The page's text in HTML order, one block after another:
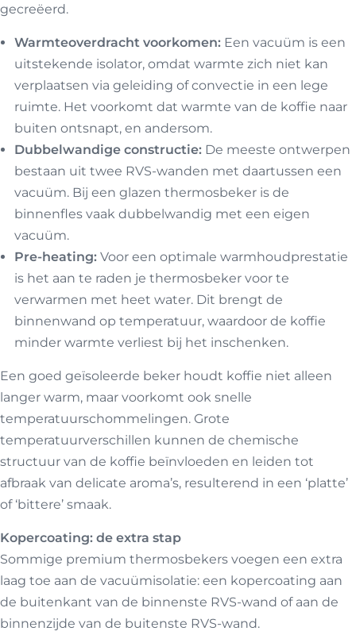
gecreëerd.
Warmteoverdracht voorkomen: Een vacuüm is een
uitstekende isolator, omdat warmte zich niet kan
verplaatsen via geleiding of convectie in een lege
ruimte. Het voorkomt dat warmte van de koffie naar
buiten ontsnapt, en andersom.
Dubbelwandige constructie: De meeste ontwerpen
bestaan uit twee RVS-wanden met daartussen een
vacuüm. Bij een glazen thermosbeker is de
binnenfles vaak dubbelwandig met een eigen
vacuüm.
Pre-heating: Voor een optimale warmhoudprestatie
is het aan te raden je thermosbeker voor te
verwarmen met heet water. Dit brengt de
binnenwand op temperatuur, waardoor de koffie
minder warmte verliest bij het inschenken.
Een goed geïsoleerde beker houdt koffie niet alleen
langer warm, maar voorkomt ook snelle
temperatuurschommelingen. Grote
temperatuurverschillen kunnen de chemische
structuur van de koffie beïnvloeden en leiden tot
afbraak van delicate aroma’s, resulterend in een ‘platte’
of ‘bittere’ smaak.
Kopercoating: de extra stap
Sommige premium thermosbekers voegen een extra
laag toe aan de vacuümisolatie: een kopercoating aan
de buitenkant van de binnenste RVS-wand of aan de
binnenzijde van de buitenste RVS-wand.